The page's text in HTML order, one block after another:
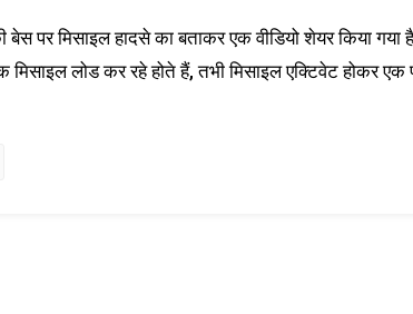
बेस पर मिसाइल हादसे का बताकर एक वीडियो शेयर किया
लोड कर रहे होते हैं, तभी मिसाइल एक्टिवेट होकर